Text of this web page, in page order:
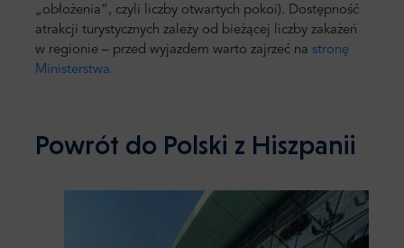
„obłożenia”, czyli liczby otwartych pokoi). Dostępność
atrakcji turystycznych zależy od bieżącej liczby zakażeń
w regionie – przed wyjazdem warto zajrzeć na stronę
Ministerstwa.
Powrót do Polski z Hiszpanii